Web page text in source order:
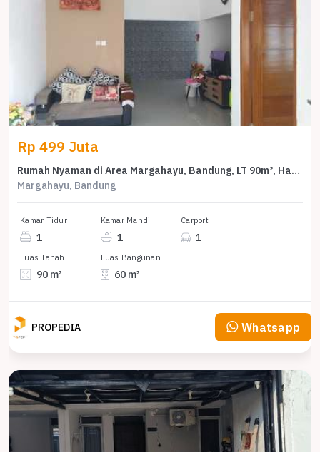
Rp 499 Juta
Rumah Nyaman di Area Margahayu, Bandung, LT 90m², Harga 499 Juta
Margahayu, Bandung
Kamar Tidur
1
Kamar Mandi
1
Carport
1
Luas Tanah
90 m²
Luas Bangunan
60 m²
PROPEDIA Whatsapp